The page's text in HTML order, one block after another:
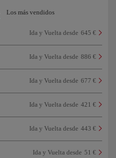
Los más vendidos
Ida y Vuelta desde 645 €
Ida y Vuelta desde 886 €
Ida y Vuelta desde 677 €
Ida y Vuelta desde 421 €
Ida y Vuelta desde 443 €
Ida y Vuelta desde 51 €